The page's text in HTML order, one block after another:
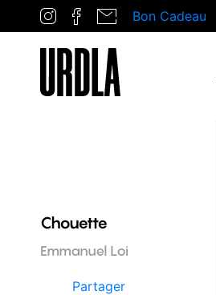
Bon Cadeau
Chouette
Emmanuel Loi
Partager